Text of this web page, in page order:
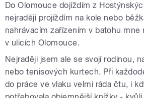
Do Olomouce dojíždím z
nejraději projíždím na kole nebo
nahrávacím zařízením v batohu
v ulicích Olomouce.
Nejraději jsem ale se svojí rodinou,
nebo tenisových kurtech. Při
do práce ve vlaku velmi ráda čtu, i